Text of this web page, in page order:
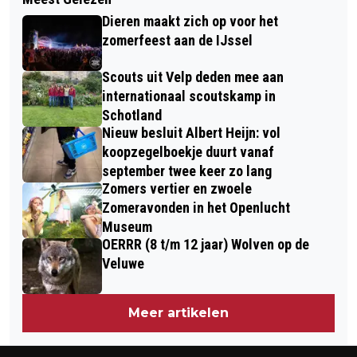
2023
LOCALS LIVE WEER IN THEOTHORNE
DIEREN
Dieren maakt zich op voor het
zomerfeest aan de IJssel
Scouts uit Velp deden mee aan
internationaal scoutskamp in
Schotland
Nieuw besluit Albert Heijn: vol
koopzegelboekje duurt vanaf
september twee keer zo lang
Zomers vertier en zwoele
Zomeravonden in het Openlucht
Museum
OERRR (8 t/m 12 jaar) Wolven op de
Veluwe
Meer artikelen